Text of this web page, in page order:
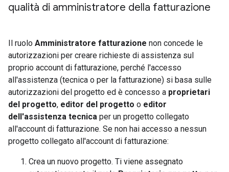
qualità di amministratore della fatturazione
Il ruolo Amministratore fatturazione non concede le
autorizzazioni per creare richieste di assistenza sul
proprio account di fatturazione, perché l'accesso
all'assistenza (tecnica o per la fatturazione) si basa sulle
autorizzazioni del progetto ed è concesso a proprietari
del progetto, editor del progetto o editor
dell'assistenza tecnica per un progetto collegato
all'account di fatturazione. Se non hai accesso a nessun
progetto collegato all'account di fatturazione:
Crea un nuovo progetto. Ti viene assegnato